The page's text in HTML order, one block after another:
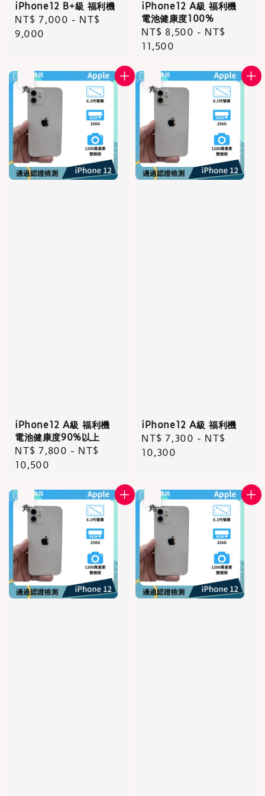
iPhone12 B+級 福利機
Regular
price
NT$ 7,000 - NT$
9,000
iPhone12 A級 福利機
電池健康度100%
Regular
price
NT$ 8,500 - NT$
11,500
iPhone12 A級 福利機
電池健康度90%以上
Regular
price
NT$ 7,800 - NT$
10,500
iPhone12 A級 福利機
Regular
price
NT$ 7,300 - NT$
10,300